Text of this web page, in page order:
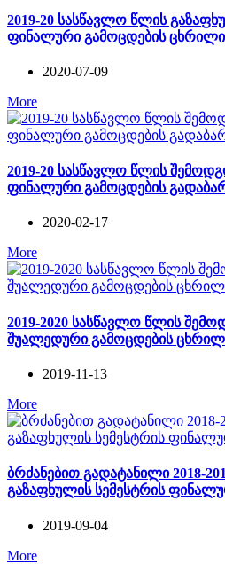
2019-20 სასწავლო წლის
ფინალური გამოცდების ცხრილი
2020-07-09
More
2019-20 სასწავლო წლის
ფინალური გამოცდების
2020-02-17
More
2019-2020 სასწავლო წლის
შუალედური გამოცდების
2019-11-13
More
ბრძანებით გადატანილი 2018-
გაზაფხულის სემესტრის
2019-09-04
More